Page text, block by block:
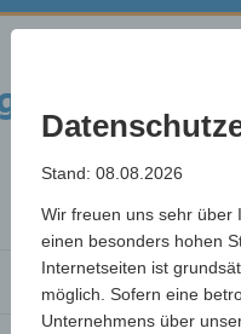
(22083)
Stand: 08.08.2026
Wir freuen uns sehr über
einen besonders hohen
Internetseiten ist
möglich. Sofern eine
Unternehmens über